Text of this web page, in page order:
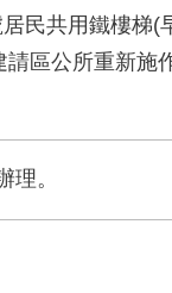
民共用鐵樓梯(
區公所重新施
理。